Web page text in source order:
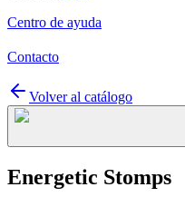
Centro de ayuda
Contacto
Volver al catálogo
Energetic Stomps